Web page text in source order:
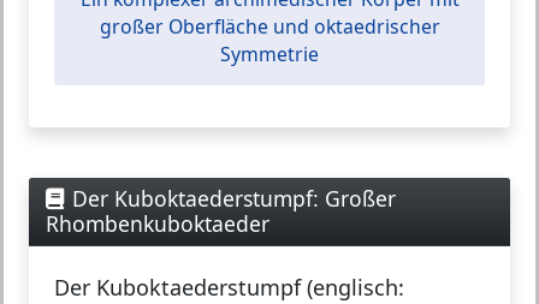
großer Oberfläche und oktaedrischer
Symmetrie
Der Kuboktaederstumpf: Großer
Rhombenkuboktaeder
Der Kuboktaederstumpf(englisch: